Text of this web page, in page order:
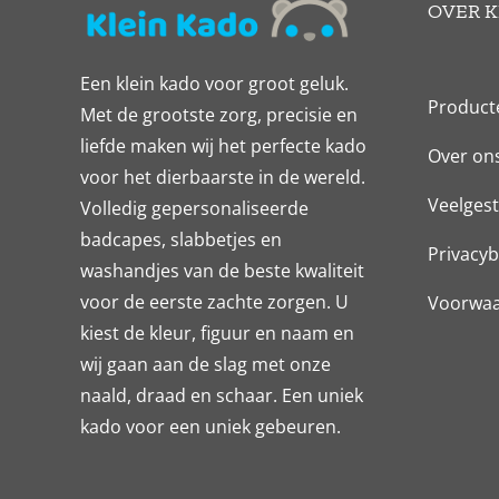
Een klein kado voor groot geluk.
Met de grootste zorg, precisie en
liefde maken wij het perfecte kado
voor het dierbaarste in de wereld.
Volledig gepersonaliseerde
badcapes, slabbetjes en
washandjes van de beste kwaliteit
voor de eerste zachte zorgen. U
kiest de kleur, figuur en naam en
wij gaan aan de slag met onze
naald, draad en schaar. Een uniek
kado voor een uniek gebeuren.
OVER
Over